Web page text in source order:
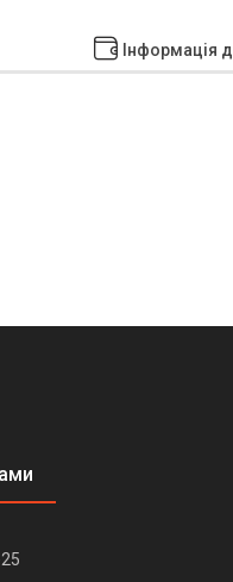
Інформація